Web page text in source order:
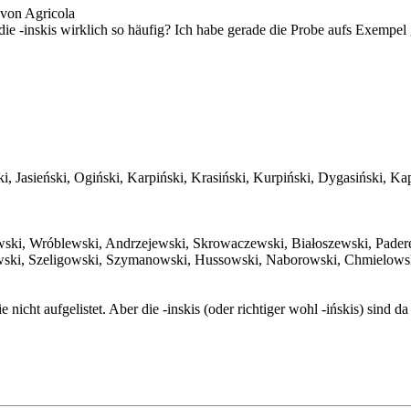
Agricola
-inskis wirklich so häufig? Ich habe gerade die Probe aufs
Jasieński, Ogiński, Karpiński, Krasiński, Kurpiński, Dygasiński,
Wróblewski, Andrzejewski, Skrowaczewski, Białoszewski,
Szeligowski, Szymanowski, Hussowski, Naborowski,
nicht aufgelistet. Aber die -inskis (oder richtiger wohl -ińskis) sind